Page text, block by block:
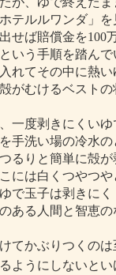
テルルワンダ」
せば賠償金を
いう手順を踏ん
れてその中に熱
がむけるベスト
一度剥きにくい
手洗い場の冷水
るりと簡単に殻
には白くつやつ
で玉子は剥きに
ある人間と智恵
てかぶりつくの
ようにしないと